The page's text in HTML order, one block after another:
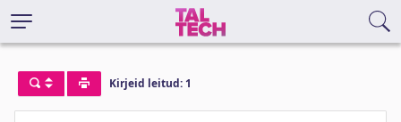
Kirjeid leitud: 1